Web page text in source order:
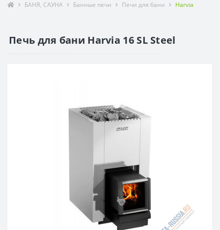
БАНЯ, САУНА Банные печи Печи для бани Harvia
Печь для бани Harvia 16 SL Steel